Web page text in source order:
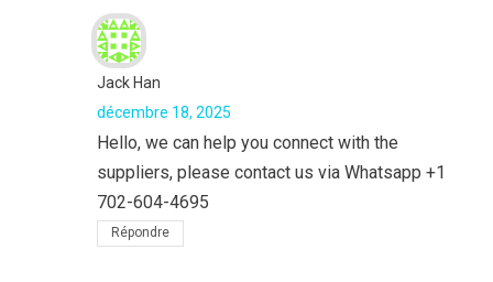
Jack Han
décembre 18, 2025
Hello, we can help you connect with the
suppliers, please contact us via Whatsapp +1
702-604-4695
Répondre